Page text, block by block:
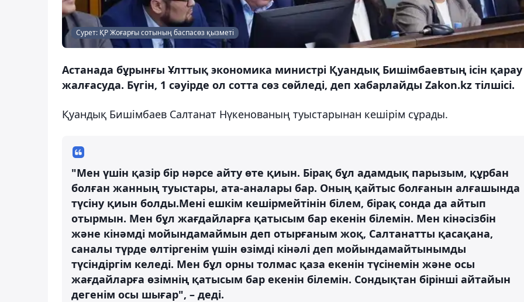
Сурет: ҚР Жоғарғы сотының баспасөз қызметі
Астанада бұрынғы Ұлттық экономика министрі Қуандық Бишімбаевтың ісін қарау
жалғасуда. Бүгін, 1 сәуірде ол сотта сөз сөйледі, деп хабарлайды Zakon.kz тілшісі.
Қуандық Бишімбаев Салтанат Нүкенованың туыстарынан кешірім сұрады.
"Мен үшін қазір бір нәрсе айту өте қиын. Бірақ бұл адамдық парызым, құрбан
болған жанның туыстары, ата-аналары бар. Оның қайтыс болғанын алғашында
түсіну қиын болды.Мені ешкім кешірмейтінін білем, бірақ сонда да айтып
отырмын. Мен бұл жағдайларға қатысым бар екенін білемін. Мен кінәсізбін
және кінәмді мойындамаймын деп отырғаным жоқ, Салтанатты қасақана,
саналы түрде өлтіргенім үшін өзімді кінәлі деп мойындамайтынымды
түсіндіргім келеді. Мен бұл орны толмас қаза екенін түсінемін және осы
жағдайларға өзімнің қатысым бар екенін білемін. Сондықтан бірінші айтайын
дегенім осы шығар", – деді.